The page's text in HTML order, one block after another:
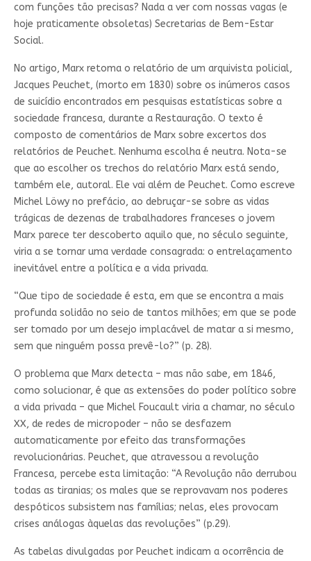
com funções tão precisas? Nada a ver com nossas vagas (e
hoje praticamente obsoletas) Secretarias de Bem-Estar
Social.
No artigo, Marx retoma o relatório de um arquivista policial,
Jacques Peuchet, (morto em 1830) sobre os inúmeros casos
de suicídio encontrados em pesquisas estatísticas sobre a
sociedade francesa, durante a Restauração. O texto é
composto de comentários de Marx sobre excertos dos
relatórios de Peuchet. Nenhuma escolha é neutra. Nota-se
que ao escolher os trechos do relatório Marx está sendo,
também ele, autoral. Ele vai além de Peuchet. Como escreve
Michel Löwy no prefácio, ao debruçar-se sobre as vidas
trágicas de dezenas de trabalhadores franceses o jovem
Marx parece ter descoberto aquilo que, no século seguinte,
viria a se tornar uma verdade consagrada: o entrelaçamento
inevitável entre a política e a vida privada.
“Que tipo de sociedade é esta, em que se encontra a mais
profunda solidão no seio de tantos milhões; em que se pode
ser tomado por um desejo implacável de matar a si mesmo,
sem que ninguém possa prevê-lo?” (p. 28).
O problema que Marx detecta – mas não sabe, em 1846,
como solucionar, é que as extensões do poder político sobre
a vida privada – que Michel Foucault viria a chamar, no século
XX, de redes de micropoder – não se desfazem
automaticamente por efeito das transformações
revolucionárias. Peuchet, que atravessou a revolução
Francesa, percebe esta limitação: “A Revolução não derrubou
todas as tiranias; os males que se reprovavam nos poderes
despóticos subsistem nas famílias; nelas, eles provocam
crises análogas àquelas das revoluções” (p.29).
As tabelas divulgadas por Peuchet indicam a ocorrência de